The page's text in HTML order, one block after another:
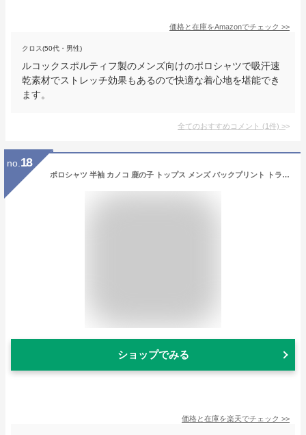
価格と在庫をAmazonでチェック >>
クロス(50代・男性)
ルコックスポルティフ製のメンズ向けのポロシャツで吸汗速
乾素材でストレッチ効果もあるので快適な着心地を堪能でき
ます。
全てのおすすめコメント (1件) >
no. 18
ポロシャツ 半袖 カノコ 鹿の子 トップス メンズ バックプリント トライバル柄 サーフボード柄 UVカット 紫外線カット 消臭効果 DRY 速乾 ブランド GROOVE ON グルーブオン アメカジ ワーク サーフ系 スポーツ アウトドア 大きいサイズ 2L 3L XL XXL メンズ 夏物 新作 涼しい
ショップでみる
価格と在庫を楽天でチェック >>